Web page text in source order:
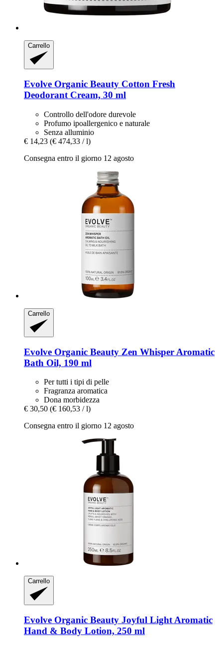
Carrello
Evolve Organic Beauty Cotton Fresh
Deodorant Cream, 30 ml
Controllo dell'odore durevole
Profumo ipoallergenico e naturale
Senza alluminio
€ 14,23 (€ 474,33 / l)
Consegna entro il giorno 12 agosto
Carrello
Evolve Organic Beauty Zen Whisper Aromatic
Bath Oil, 190 ml
Per tutti i tipi di pelle
Fragranza aromatica
Dona morbidezza
€ 30,50 (€ 160,53 / l)
Consegna entro il giorno 12 agosto
Carrello
Evolve Organic Beauty Joyful Light Aromatic
Hand & Body Lotion, 250 ml